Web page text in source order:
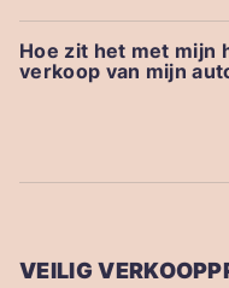
Hoe zit het met mijn
verkoop van mijn
VEILIG